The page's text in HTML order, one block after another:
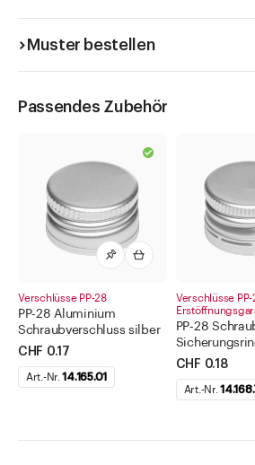
Muster bestellen
Passendes Zubehör
Verschlüsse PP-28
PP-28 Aluminium
Schraubverschluss silber
CHF 0.17
Art.-Nr.14.165.01
Verschlüsse
PP-28
CHF 0.18
Art.-Nr.